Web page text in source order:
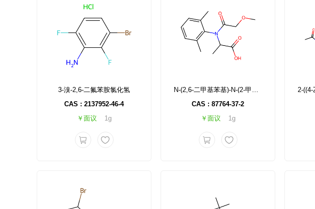
3-溴-2,6-二氟苯胺氯化氢
CAS : 2137952-46-4
￥面议
1g
N-(2,6-二甲基苯基)-N-(2-甲氧基乙酰基)丙氨酸
CAS : 87764-37-2
￥面议
1g